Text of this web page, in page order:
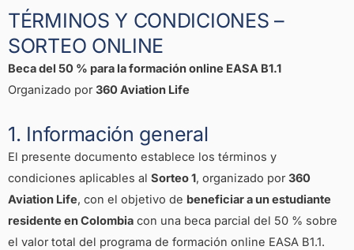
TÉRMINOS Y CONDICIONES –
SORTEO ONLINE
Beca del 50 % para la formación online EASA B1.1
Organizado por360 Aviation Life
1. Información general
El presente documento establece los términos y
condiciones aplicables al Sorteo 1, organizado por360
Aviation Life, con el objetivo de beneficiar a un estudiante
residente en Colombia con una beca parcial del 50 % sobre
el valor total del programa de formación online EASA B1.1.